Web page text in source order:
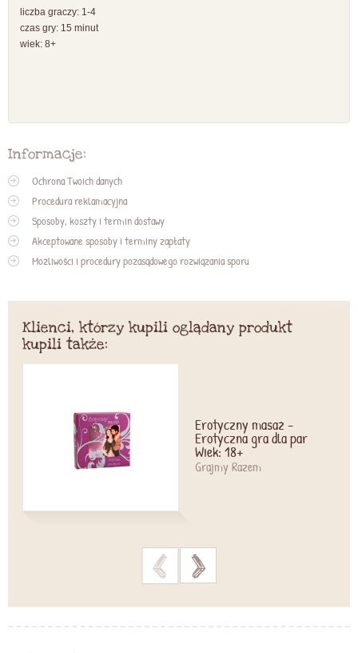
liczba graczy: 1-4
czas gry: 15 minut
wiek: 8+
Informacje:
Ochrona Twoich danych
Procedura reklamacyjna
Sposoby, koszty i termin dostawy
Akceptowane sposoby i terminy zapłaty
Możliwości i procedury pozasądowego rozwiązania sporu
Klienci, którzy kupili oglądany produkt
kupili także:
Erotyczny masaż -
Erotyczna gra dla par
Wiek: 18+
Grajmy Razem
> >